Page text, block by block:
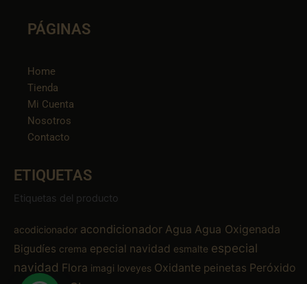
PÁGINAS
Home
Tienda
Mi Cuenta
Nosotros
Contacto
ETIQUETAS
Etiquetas del producto
acodicionador acondicionador Agua Agua Oxigenada
Bigudíes crema epecial navidad esmalte especial
navidad Flora imagi loveyes Oxidante peinetas Peróxido